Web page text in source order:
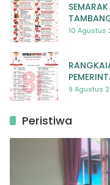
10 Agustus
9 Agustus
Peristiwa